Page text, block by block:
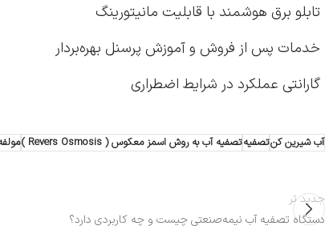
تابلو برق هوشمند با قابلیت مانیتورینگ
خدمات پس از فروش و آموزش پرسنل بهره‌بردار
گارانتی عملکرد در شرایط اضطراری
آب شیرین کنتصفیهتصفیه آب به روش اسمز معکوس ( Revers Osmosis )
جدید تر
دستگاه تصفیه آب نیمه‌صنعتی چیست و چه کاربردی دارد؟